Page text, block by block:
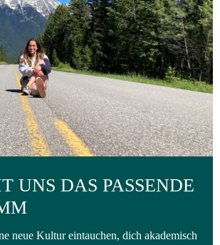
UNS DAS PASSENDE
neue Kultur eintauchen, dich akademisch